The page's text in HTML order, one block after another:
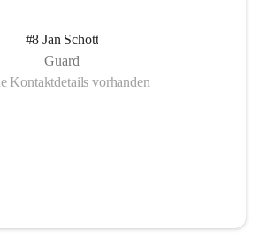
#8 Jan Schott
Guard
Kontaktdetails vorhanden